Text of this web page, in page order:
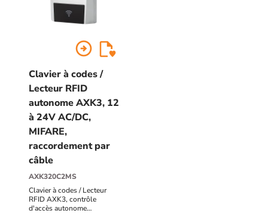
arrow_circle_right
Clavier à codes /
Lecteur RFID
autonome AXK3, 12
à 24V AC/DC,
MIFARE,
raccordement par
câble
AXK320C2MS
Clavier à codes / Lecteur
RFID AXK3, contrôle
d'accès autonome